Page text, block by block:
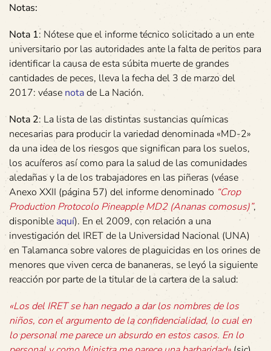
Notas:
Nota 1: Nótese que el informe técnico solicitado a un ente
universitario por las autoridades ante la falta de peritos para
identificar la causa de esta súbita muerte de grandes
cantidades de peces, lleva la fecha del 3 de marzo del
2017: véase notade La Nación.
Nota 2: La lista de las distintas sustancias químicas
necesarias para producir la variedad denominada «MD-2»
da una idea de los riesgos que significan para los suelos,
los acuíferos así como para la salud de las comunidades
aledañas y la de los trabajadores en las piñeras (véase
Anexo XXII (página 57) del informe denominado “Crop
Production Protocolo Pineapple MD2 (Ananas comosus)”,
disponible aquí). En el 2009, con relación a una
investigación del IRET de la Universidad Nacional (UNA)
en Talamanca sobre valores de plaguicidas en los orines de
menores que viven cerca de bananeras, se leyó la siguiente
reacción por parte de la titular de la cartera de la salud:
«Los del IRET se han negado a dar los nombres de los
niños, con el argumento de la confidencialidad, lo cual en
lo personal me parece un absurdo en estos casos. En lo